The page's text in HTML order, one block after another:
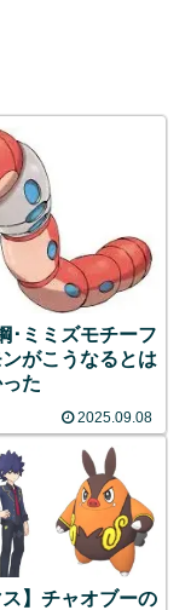
･ミミズモチーフ
がこうなるとは
た
2025.09.08
ス】チャオブーの